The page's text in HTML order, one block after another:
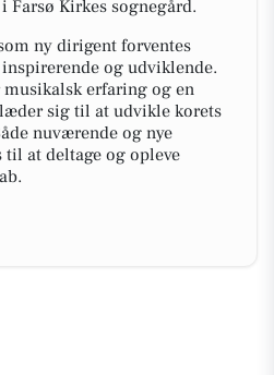
Farsø Kirkes sognegård.
ny dirigent forventes
og udviklende.
musikalsk erfaring og en
sig til at udvikle korets
nuværende og nye
at deltage og opleve